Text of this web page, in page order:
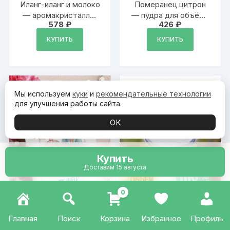
Иланг-иланг и молоко
— аромакристаллы,
натуральный
диффузор
578₽
КУПИТЬ
Померанец цитрон
— пудра для объёма
волос, 20 гр
426₽
КУПИТЬ
Главная Поиск
0
Корзина Избранное Профиль
Мы используем куки и рекомендательные технологии
для улучшения работы сайта.
ОК
Купить
Доставим 15 августа